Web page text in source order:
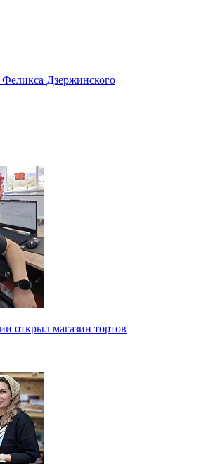
Дзержинского
открыл магазин тортов